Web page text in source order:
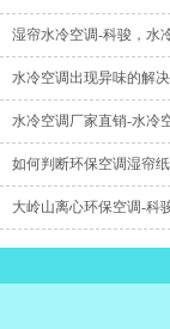
湿帘水冷空调-科骏，水
水冷空调出现异味的解
水冷空调厂家直销-水冷
如何判断环保空调湿帘
大岭山离心环保空调-科